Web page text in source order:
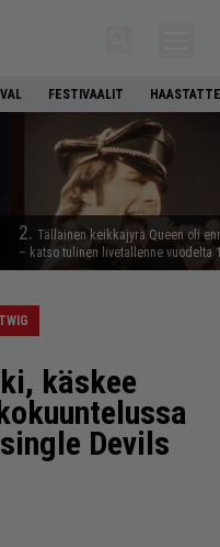
FESTIVAALIT
2. Tällainen keikkajyrä Queen oli
– katso tulinen livetallenne vuodelta
käskee
Devils